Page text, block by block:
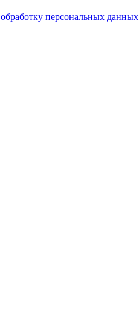
обработку персональных данных